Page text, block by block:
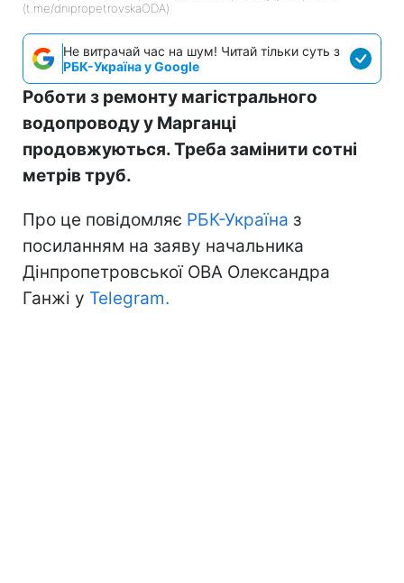
(t.me/dnipropetrovskaODA)
Не витрачай час на шум! Читай тільки суть з
РБК-Україна у Google
Роботи з ремонту магістрального
водопроводу у Марганці
продовжуються. Треба замінити сотні
метрів труб.
Про це повідомляє РБК-Україна з
посиланням на заяву начальника
Дінпропетровської ОВА Олександра
Ганжі у Telegram.